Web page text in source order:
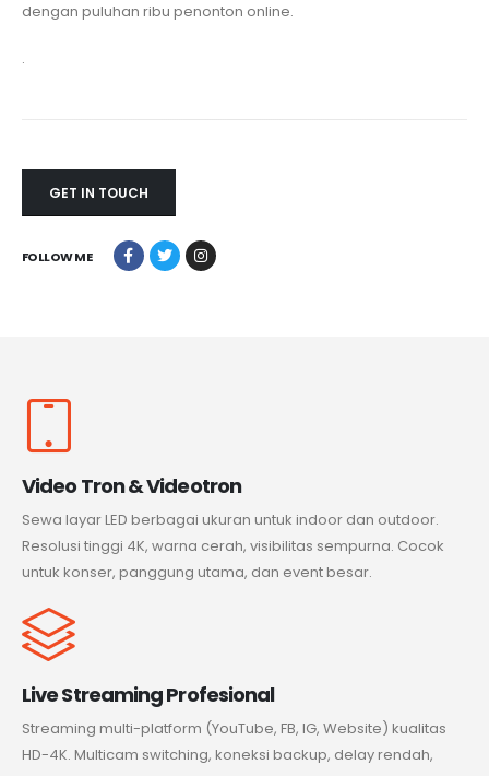
dengan puluhan ribu penonton online.
.
GET IN TOUCH
FOLLOW ME
Video Tron & Videotron
Sewa layar LED berbagai ukuran untuk indoor dan outdoor.
Resolusi tinggi 4K, warna cerah, visibilitas sempurna. Cocok
untuk konser, panggung utama, dan event besar.
Live Streaming Profesional
Streaming multi-platform (YouTube, FB, IG, Website) kualitas
HD-4K. Multicam switching, koneksi backup, delay rendah,